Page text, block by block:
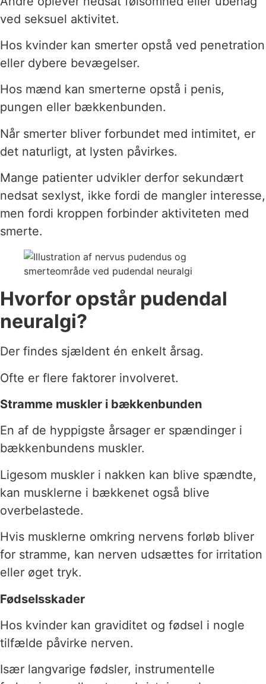
ved seksuel aktivitet.
Hos kvinder kan smerter opstå ved penetration
eller dybere bevægelser.
Hos mænd kan smerterne opstå i penis,
pungen eller bækkenbunden.
Når smerter bliver forbundet med intimitet, er
det naturligt, at lysten påvirkes.
Mange patienter udvikler derfor sekundært
nedsat sexlyst, ikke fordi de mangler interesse,
men fordi kroppen forbinder aktiviteten med
smerte.
Hvorfor opstår pudendal
neuralgi?
Der findes sjældent én enkelt årsag.
Ofte er flere faktorer involveret.
Stramme muskler i bækkenbunden
En af de hyppigste årsager er spændinger i
bækkenbundens muskler.
Ligesom muskler i nakken kan blive spændte,
kan musklerne i bækkenet også blive
overbelastede.
Hvis musklerne omkring nervens forløb bliver
for stramme, kan nerven udsættes for irritation
eller øget tryk.
Fødselsskader
Hos kvinder kan graviditet og fødsel i nogle
tilfælde påvirke nerven.
Især langvarige fødsler, instrumentelle